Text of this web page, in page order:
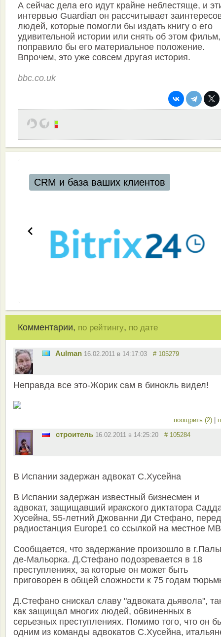
А сейчас дела его идут крайне неблестяще, и
интервью Guardian он рассчитывает
людей, которые помогли бы издать книгу о его
удивительной истории или снять об этом
поправило бы его материальное положение.
Впрочем, это уже совсем другая история.
bbc.co.uk
CRM и база ваших клиентов
Комментарии, по рейтингу, по дате
Aulman 16.02.2011 в 14:17:03 # 105279
Неправда все это-Жорик сам в бинокль видел!
поощрить (2)
строитель 16.02.2011 в 14:25:20 # 105284
В Испании задержан адвокат С.Хусейна
В Испании задержан известный бизнесмен и
адвокат, защищавший иракского диктатора
Хусейна, 55-летний Джованни Ди Стефано,
радиостанция Europe1 со ссылкой на местное
Сообщается, что задержание произошло в
де-Мальорка. Д.Стефано подозревается в 18
преступлениях, за которые он может быть
приговорен в общей сложности к 75 годам
Д.Стефано снискал славу "адвоката дьявола",
как защищал многих людей, обвиненных в
серьезных преступлениях. Помимо того, что он
одним из команды адвокатов С.Хусейна,